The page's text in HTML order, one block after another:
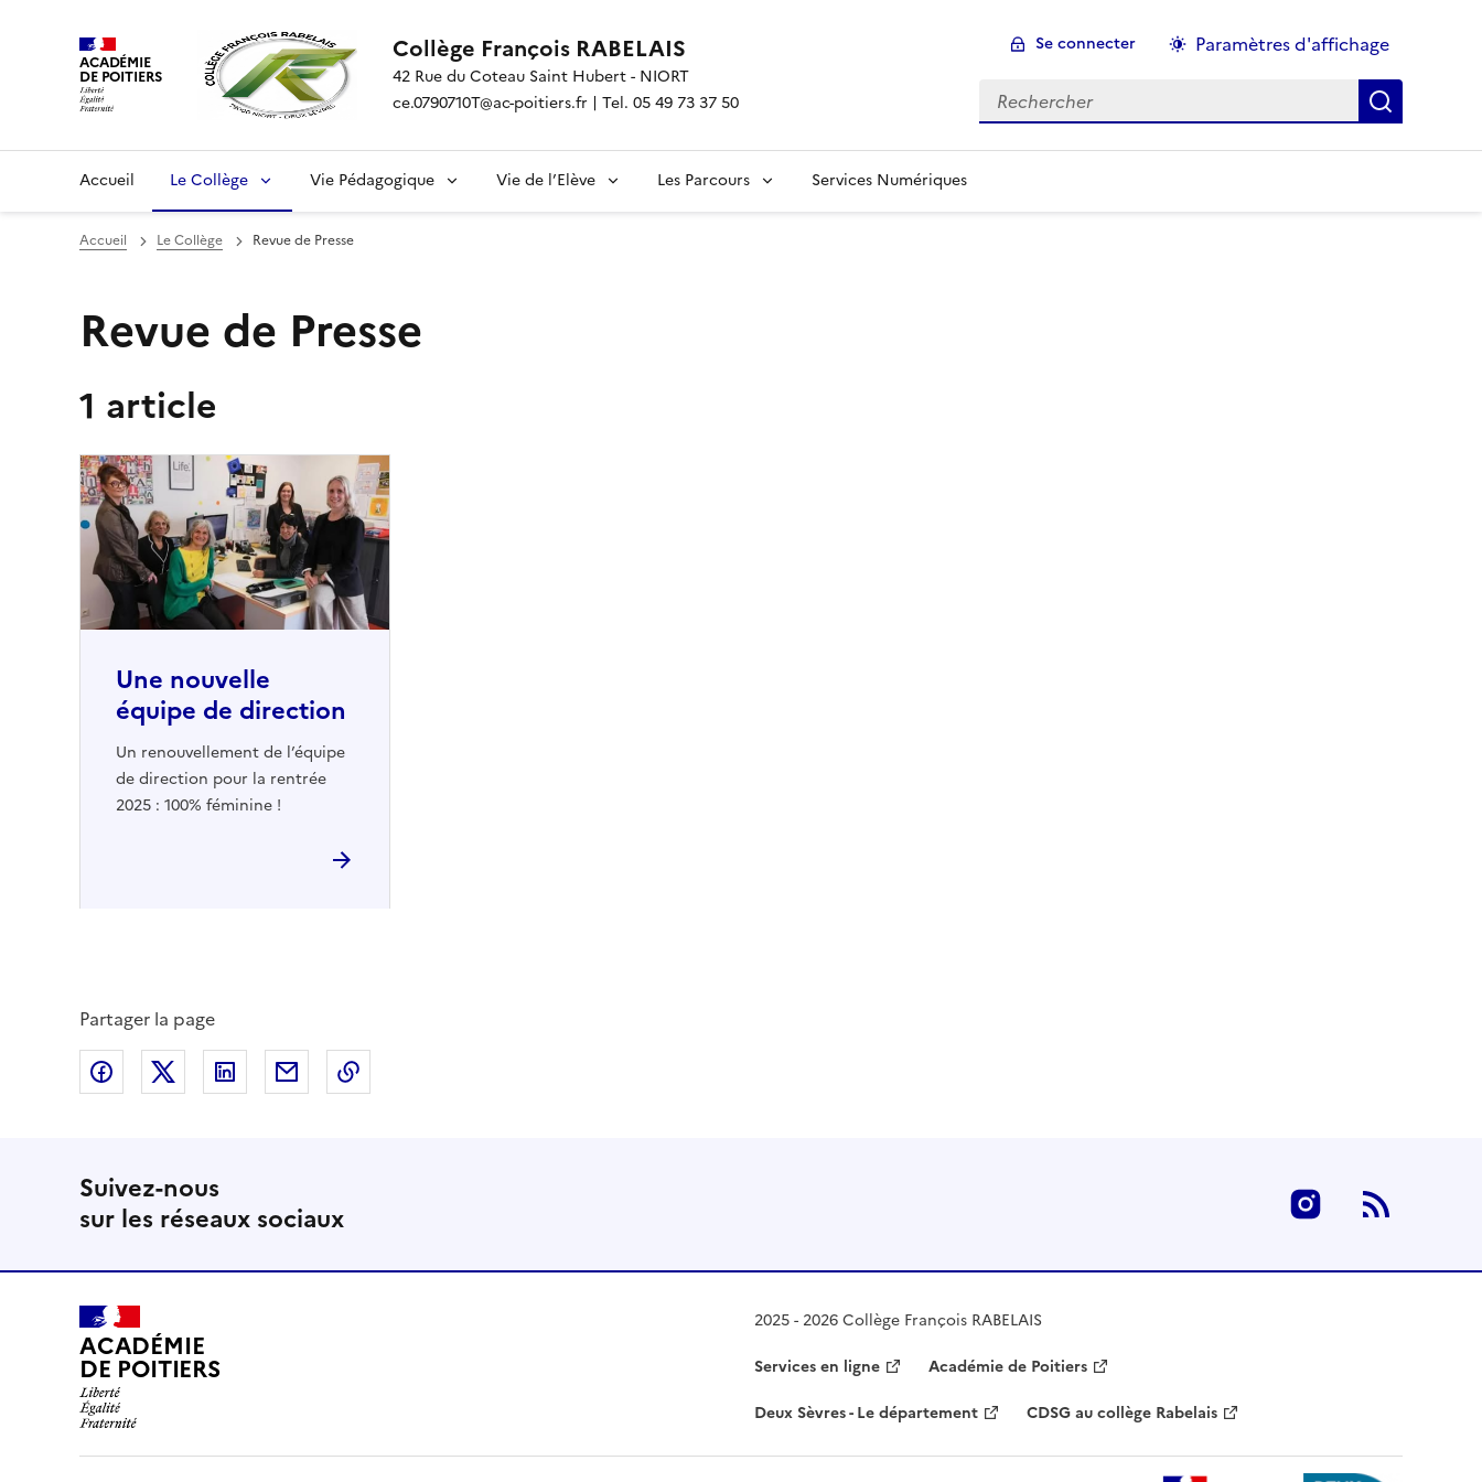
ACADÉMIE
DE POITIERS
Collège François RABELAIS
42 Rue du Coteau Saint Hubert - NIORT
ce.0790710T@ac-poitiers.fr | Tel. 05 49 73 37 50
Se connecter
Paramètres d'affichage
Rechercher :
Accueil Le Collège Vie Pédagogique Vie de l’Elève Les Parcours Services Numériques
Accueil Le Collège Revue de Presse
Revue de Presse
1 article
Une nouvelle
équipe de direction
Un renouvellement de l’équipe
de direction pour la rentrée
2025 : 100% féminine !
Partager la page
Partager sur Facebook
Partager sur Twitter
Partager sur LinkedIn
Partager par email
Suivez-nous
sur les réseaux sociaux
Instagram
ACADÉMIE
DE POITIERS
2025 - 2026 Collège François RABELAIS
Services en ligne
Académie de Poitiers
Deux Sèvres - Le département
CDSG au collège Rabelais